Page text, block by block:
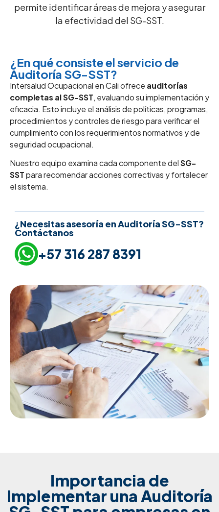
permite identificar áreas de mejora y asegurar
la efectividad del SG-SST.
¿En qué consiste el servicio de
Auditoría SG-SST?
Intersalud Ocupacional en Cali ofrece auditorías
completas al SG-SST, evaluando su implementación y
eficacia. Esto incluye el análisis de políticas, programas,
procedimientos y controles de riesgo para verificar el
cumplimiento con los requerimientos normativos y de
seguridad ocupacional.
Nuestro equipo examina cada componente delSG-
SSTpara recomendar acciones correctivas y fortalecer
el sistema.
¿Necesitas asesoría en Auditoría SG-SST?
Contáctanos
+57 316 287 8391
Importancia de
Implementar una Auditoría